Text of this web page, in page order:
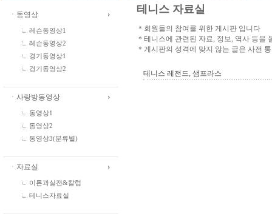
ㆍ동영상
레슨동영상1
레슨동영상2
경기동영상1
경기동영상2
ㆍ사랑방동영상
동영상1
동영상2
동영상3(분류별)
ㆍ자료실
이론과실전&칼럼
테니스자료실
테니스 자료실
＊회원들의 참여를 위한 게시판 입니다
＊테니스에 관련된 자료, 정보, 역사 등을
＊게시판의 성격에 맞지 않는 글은 사전
테니스 레전드, 샘프라스